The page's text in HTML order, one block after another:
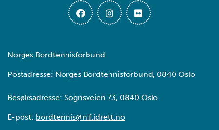
Norges Bordtennisforbund
Postadresse: Norges Bordtennisforbund, 0840 Oslo
Besøksadresse: Sognsveien 73, 0840 Oslo
E-post: bordtennis@nif.idrett.no